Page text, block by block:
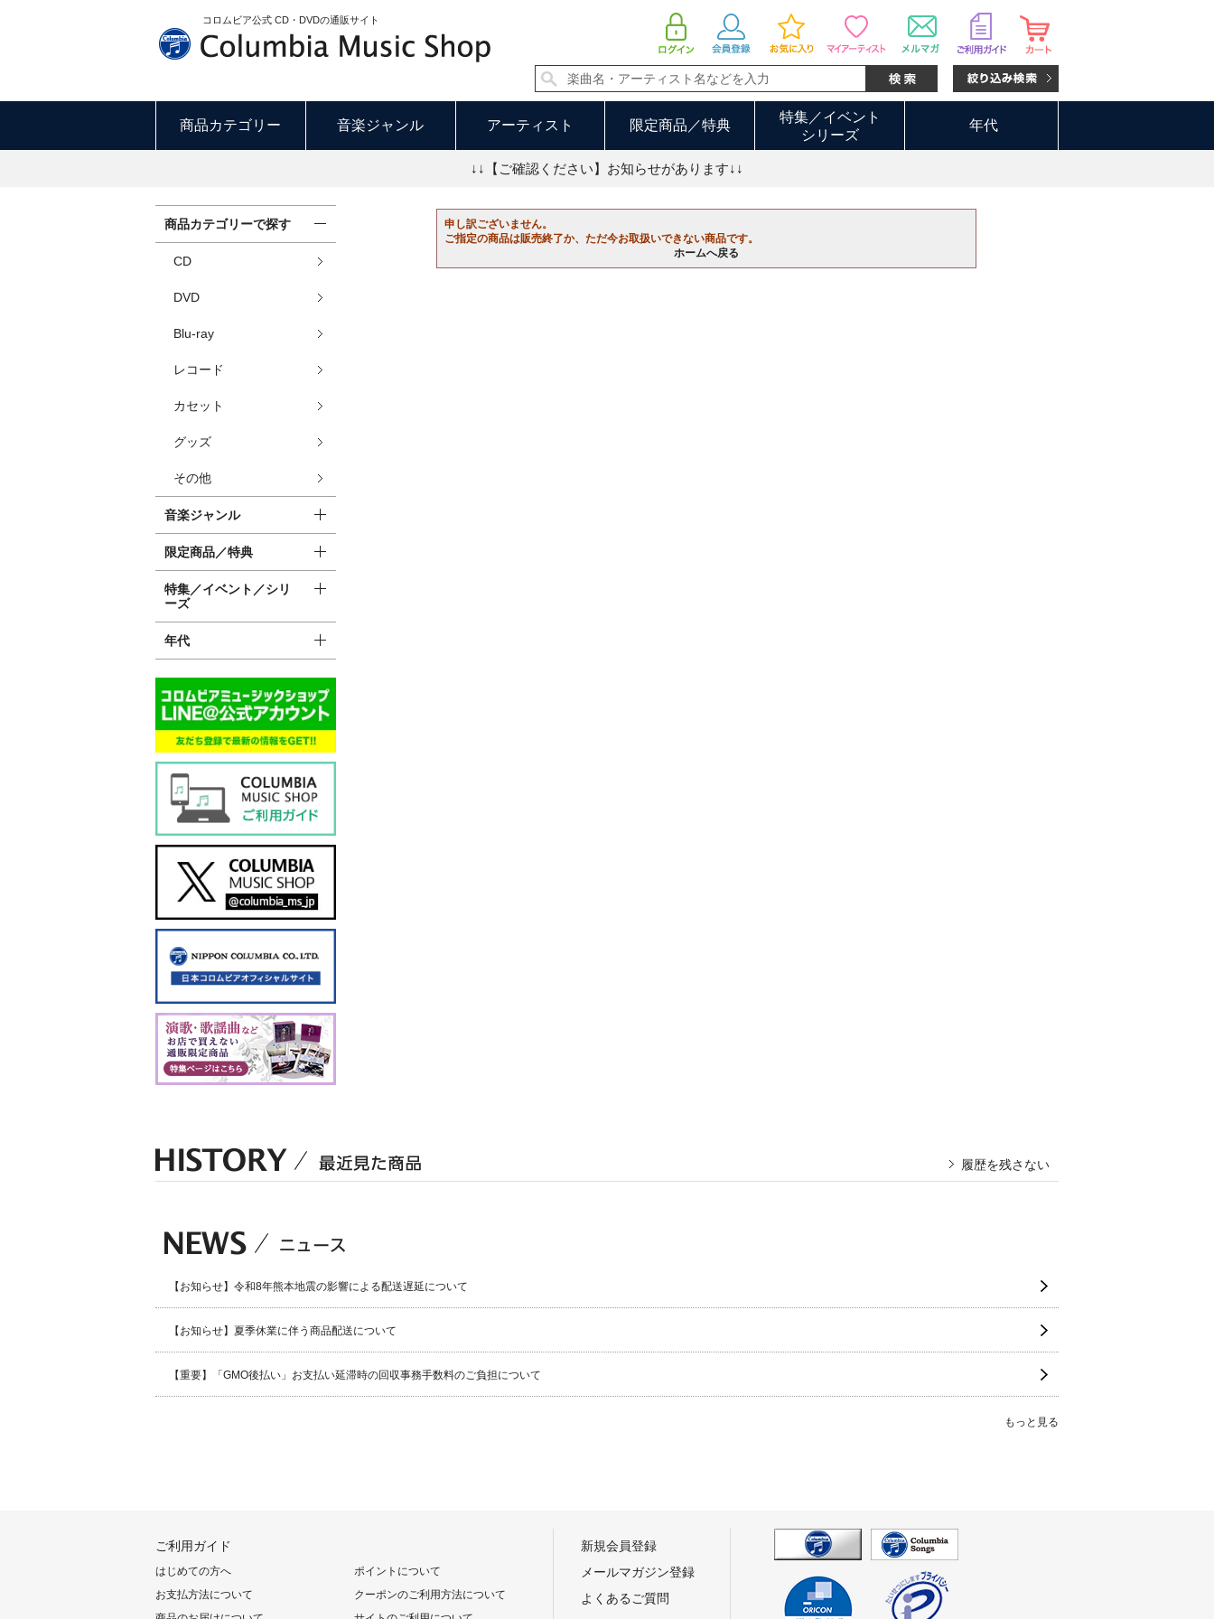
コロムビア公式 CD・DVDの通販サイト
商品カテゴリー 音楽ジャンル アーティスト 限定商品／特典
特集／イベント
シリーズ
年代
↓↓【ご確認ください】お知らせがあります↓↓
申し訳ございません。
ご指定の商品は販売終了か、ただ今お取扱いできない商品です。
ホームへ戻る
商品カテゴリーで探す
CD
DVD
Blu-ray
レコード
カセット
グッズ
その他
音楽ジャンル
限定商品／特典
特集／イベント／シリ
ーズ
年代
履歴を残さない
【お知らせ】令和8年熊本地震の影響による配送遅延について
【お知らせ】夏季休業に伴う商品配送について
【重要】「GMO後払い」お支払い延滞時の回収事務手数料のご負担について
もっと見る
ご利用ガイド
はじめての方へ
お支払方法について
ポイントについて
クーポンのご利用方法について
新規会員登録
メールマガジン登録
よくあるご質問